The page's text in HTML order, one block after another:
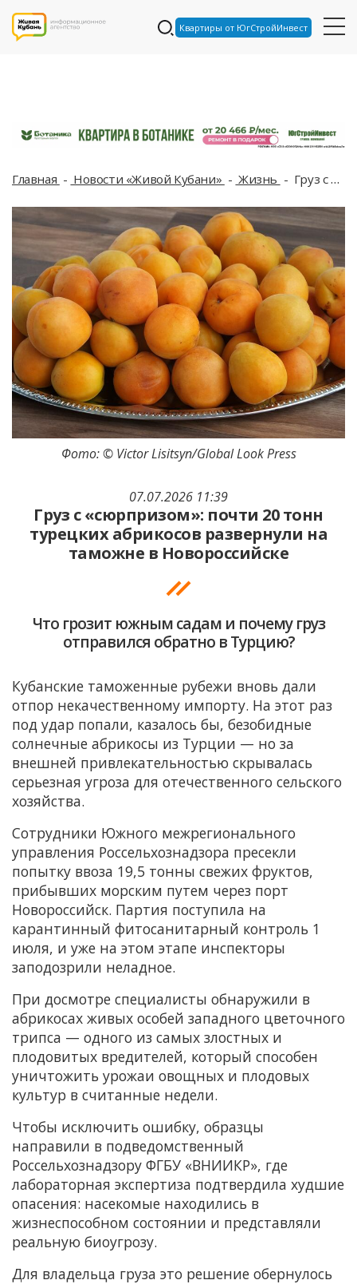
Квартиры от ЮгСтройИнвест
Главная Новости «Живой Кубани» Жизнь Груз с «сюрпризом»: почти 20 тонн турецких абрикосов развернули на таможне в Новороссийске
07.07.2026 11:39
Груз с «сюрпризом»: почти 20 тонн
турецких абрикосов развернули на
таможне в Новороссийске
Что грозит южным садам и почему груз
отправился обратно в Турцию?
Фото: © Victor Lisitsyn/Global Look Press
Кубанские таможенные рубежи вновь дали
отпор некачественному импорту. На этот раз
под удар попали, казалось бы, безобидные
солнечные абрикосы из Турции — но за
внешней привлекательностью скрывалась
серьезная угроза для отечественного сельского
хозяйства.
Сотрудники Южного межрегионального
управления Россельхознадзора пресекли
попытку ввоза 19,5 тонны свежих фруктов,
прибывших морским путем через порт
Новороссийск. Партия поступила на
карантинный фитосанитарный контроль 1
июля, и уже на этом этапе инспекторы
заподозрили неладное.
При досмотре специалисты обнаружили в
абрикосах живых особей западного цветочного
трипса — одного из самых злостных и
плодовитых вредителей, который способен
уничтожить урожаи овощных и плодовых
культур в считанные недели.
Чтобы исключить ошибку, образцы
направили в подведомственный
Россельхознадзору ФГБУ «ВНИИКР», где
лабораторная экспертиза подтвердила худшие
опасения: насекомые находились в
жизнеспособном состоянии и представляли
реальную биоугрозу.
Для владельца груза это решение обернулось